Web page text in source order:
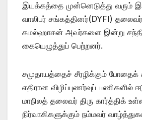
இயக்கத்தை முன்னெடுத்து வரும்
வாலிபர் சங்கத்தினர்(DYFI) தலைவர்
கமல்ஹாசன் அவர்களை இன்று
கையெழுத்துப் பெற்றனர்.
சமுதாயத்தைச் சீரழிக்கும் போதைக்
எதிரான விழிப்புணர்வுப் பணிகளில்
மாநிலத் தலைவர் திரு கார்த்திக்
நிர்வாகிகளுக்கும் நம்மவர்